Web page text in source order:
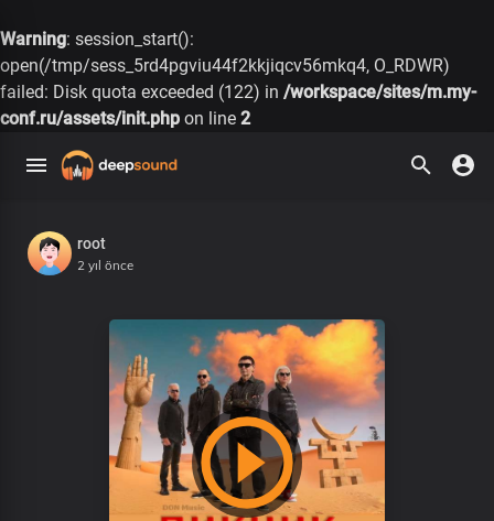
Warning: session_start():
open(/tmp/sess_5rd4pgviu44f2kkjiqcv56mkq4, O_RDWR)
failed: Disk quota exceeded (122) in /workspace/sites/m.my-
conf.ru/assets/init.php on line 2
root
2 yıl önce